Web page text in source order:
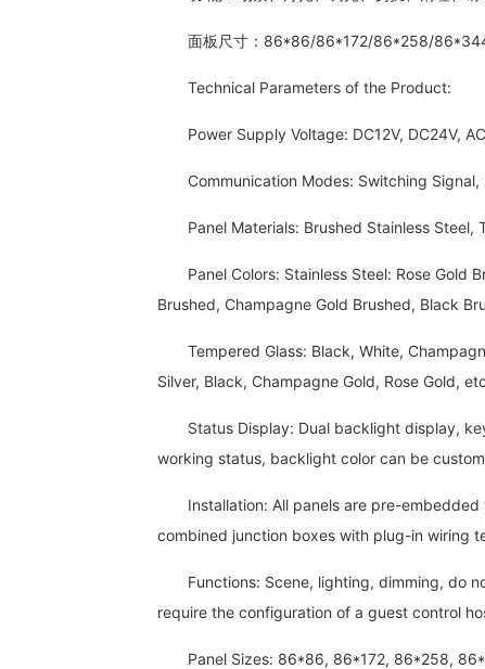
面板尺寸：86*86/86*172/86*258/
Technical Parameters of the Product:
Power Supply Voltage: DC12V, DC24V,
Communication Modes: Switching Signal,
Panel Materials: Brushed Stainless Steel,
Panel Colors: Stainless Steel: Rose Gold
Brushed, Champagne Gold Brushed, Black
Tempered Glass: Black, White,
Silver, Black, Champagne Gold, Rose Gold,
Status Display: Dual backlight display,
working status, backlight color can be
Installation: All panels are pre-embedded
combined junction boxes with plug-in wiring
Functions: Scene, lighting, dimming, do
require the configuration of a guest control
Panel Sizes: 86*86, 86*172, 86*258,